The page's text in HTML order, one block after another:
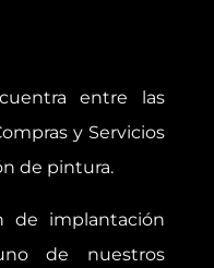
entre las
y Servicios
de pintura.
de implantación
de nuestros